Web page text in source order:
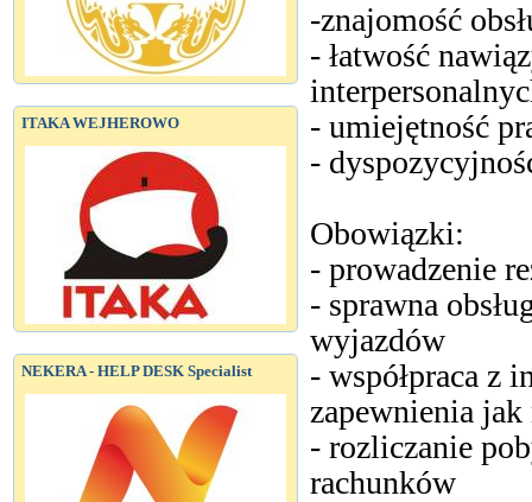
ITAKA WEJHEROWO
NEKERA - HELP DESK Specialist
-znajomość
- łatwość
- umiejętność
-
Obowiązki:
- prowadzenie
- sprawna
wyjazdów
- współpraca z
zapewnienia jak
- rozliczanie
rachunków